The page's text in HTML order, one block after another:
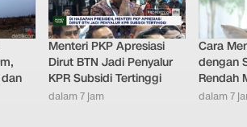
Menteri PKP Apresiasi
Dirut BTN Jadi Penyalur
KPR Subsidi Tertinggi
dalam 7 jam
Cara
dengan
Rendah
dalam 7